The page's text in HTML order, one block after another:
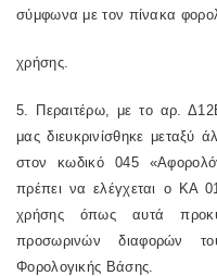
σύμφωνα με τον πίνακα
χρήσης.
5. Περαιτέρω, με το αρ.
μας διευκρινίσθηκε
στον κωδικό 045
πρέπει να ελέγχεται ο ΚΑ
χρήσης όπως αυτά
προσωρινών διαφορών
Φορολογικής Βάσης.